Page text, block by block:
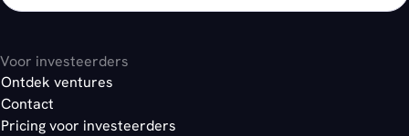
Voor investeerders
Ontdek ventures
Contact
Pricing voor investeerders